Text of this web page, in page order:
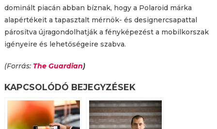
dominált piacán abban bíznak, hogy a Polaroid márka
alapértékeit a tapasztalt mérnök- és designercsapattal
párosítva újragondolhatják a fényképezést a mobilkorszak
igényeire és lehetőségeire szabva.
(Forrás: The Guardian)
KAPCSOLÓDÓ BEJEGYZÉSEK